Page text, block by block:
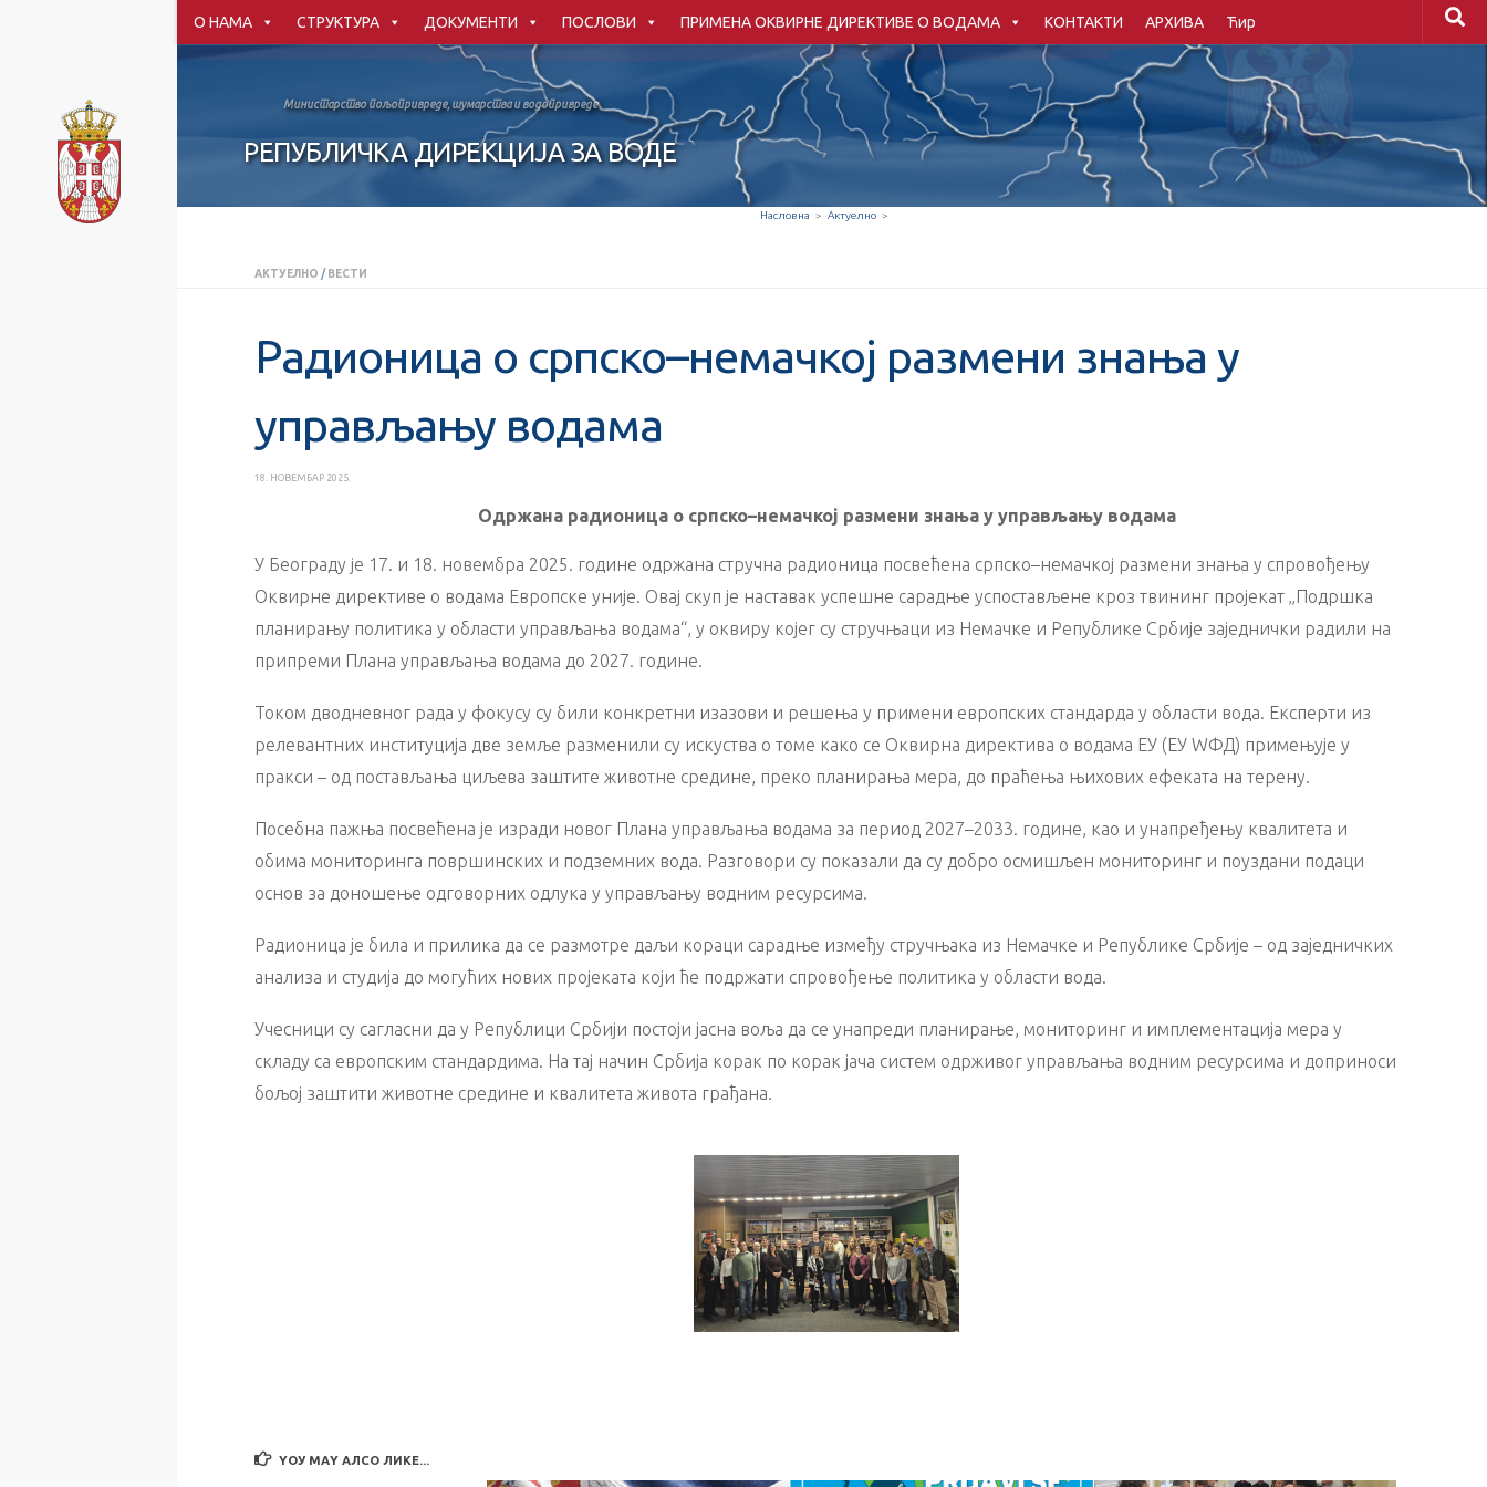
О НАМА СТРУКТУРА ДОКУМЕНТИ ПОСЛОВИ ПРИМЕНА ОКВИРНЕ ДИРЕКТИВЕ О ВОДАМА КОНТАКТИ АРХИВА Ћир
РЕПУБЛИЧКА ДИРЕКЦИЈА ЗА ВОДЕ
Министарство пољопривреде, шумарства и водопривреде
Насловна > Актуелно >
АКТУЕЛНО / ВЕСТИ
Радионица о српско–немачкој размени знања у
управљању водама
18. НОВЕМБАР 2025.
Одржана радионица о српско–немачкој размени знања у управљању водама
У Београду је 17. и 18. новембра 2025. године одржана стручна радионица посвећена српско–немачкој размени знања у спровођењу
Оквирне директиве о водама Европске уније. Овај скуп је наставак успешне сарадње успостављене кроз твининг пројекат „Подршка
планирању политика у области управљања водама“, у оквиру којег су стручњаци из Немачке и Републике Србије заједнички радили на
припреми Плана управљања водама до 2027. године.
Током дводневног рада у фокусу су били конкретни изазови и решења у примени европских стандарда у области вода. Експерти из
релевантних институција две земље разменили су искуства о томе како се Оквирна директива о водама ЕУ (ЕУ WФД) примењује у
пракси – од постављања циљева заштите животне средине, преко планирања мера, до праћења њихових ефеката на терену.
Посебна пажња посвећена је изради новог Плана управљања водама за период 2027–2033. године, као и унапређењу квалитета и
обима мониторинга површинских и подземних вода. Разговори су показали да су добро осмишљен мониторинг и поуздани подаци
основ за доношење одговорних одлука у управљању водним ресурсима.
Радионица је била и прилика да се размотре даљи кораци сарадње између стручњака из Немачке и Републике Србије – од заједничких
анализа и студија до могућих нових пројеката који ће подржати спровођење политика у области вода.
Учесници су сагласни да у Републици Србији постоји јасна воља да се унапреди планирање, мониторинг и имплементација мера у
складу са европским стандардима. На тај начин Србија корак по корак јача систем одрживог управљања водним ресурсима и доприноси
бољој заштити животне средине и квалитета живота грађана.
YОУ МАY АЛСО ЛИКЕ...